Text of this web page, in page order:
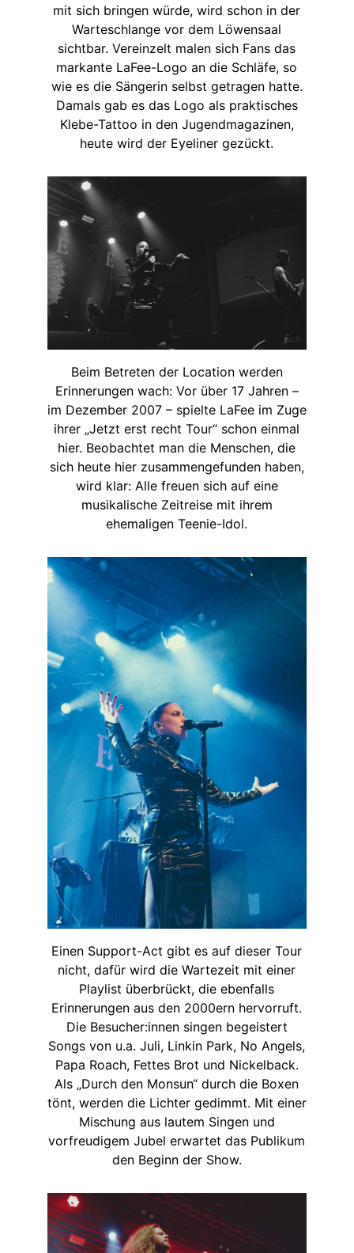
mit sich bringen würde, wird schon in der
Warteschlange vor dem Löwensaal
sichtbar. Vereinzelt malen sich Fans das
markante LaFee-Logo an die Schläfe, so
wie es die Sängerin selbst getragen hatte.
Damals gab es das Logo als praktisches
Klebe-Tattoo in den Jugendmagazinen,
heute wird der Eyeliner gezückt.
Beim Betreten der Location werden
Erinnerungen wach: Vor über 17 Jahren –
im Dezember 2007 – spielte LaFee im Zuge
ihrer „Jetzt erst recht Tour“ schon einmal
hier. Beobachtet man die Menschen, die
sich heute hier zusammengefunden haben,
wird klar: Alle freuen sich auf eine
musikalische Zeitreise mit ihrem
ehemaligen Teenie-Idol.
Einen Support-Act gibt es auf dieser Tour
nicht, dafür wird die Wartezeit mit einer
Playlist überbrückt, die ebenfalls
Erinnerungen aus den 2000ern hervorruft.
Die Besucher:innen singen begeistert
Songs von u.a. Juli, Linkin Park, No Angels,
Papa Roach, Fettes Brot und Nickelback.
Als „Durch den Monsun“ durch die Boxen
tönt, werden die Lichter gedimmt. Mit einer
Mischung aus lautem Singen und
vorfreudigem Jubel erwartet das Publikum
den Beginn der Show.